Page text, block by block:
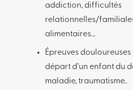
addiction, difficultés
relationnelles/
alimentaires…
Épreuves
départ d’un enfant du
maladie, traumatisme..